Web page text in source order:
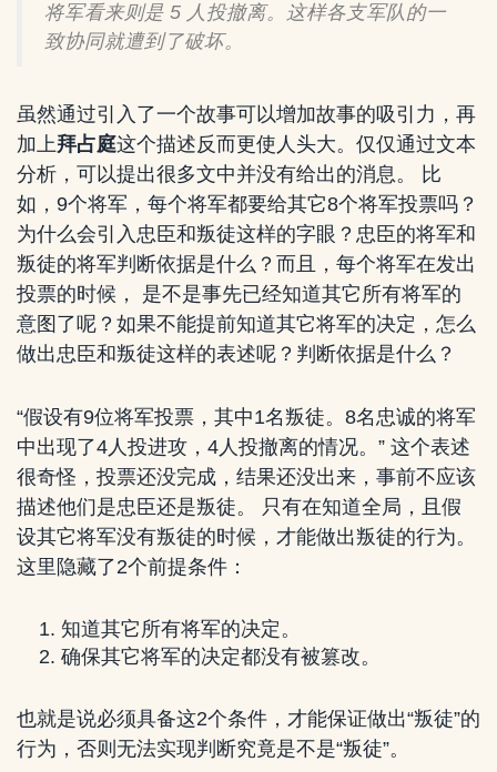
将军看来则是 5 人投撤离。这样各支军队的一
致协同就遭到了破坏。
虽然通过引入了一个故事可以增加故事的吸引力，再
加上拜占庭这个描述反而更使人头大。仅仅通过文本
分析，可以提出很多文中并没有给出的消息。 比
如，9个将军，每个将军都要给其它8个将军投票吗？
为什么会引入忠臣和叛徒这样的字眼？忠臣的将军和
叛徒的将军判断依据是什么？而且，每个将军在发出
投票的时候， 是不是事先已经知道其它所有将军的
意图了呢？如果不能提前知道其它将军的决定，怎么
做出忠臣和叛徒这样的表述呢？判断依据是什么？
“假设有9位将军投票，其中1名叛徒。8名忠诚的将军
中出现了4人投进攻，4人投撤离的情况。” 这个表述
很奇怪，投票还没完成，结果还没出来，事前不应该
描述他们是忠臣还是叛徒。 只有在知道全局，且假
设其它将军没有叛徒的时候，才能做出叛徒的行为。
这里隐藏了2个前提条件：
知道其它所有将军的决定。
确保其它将军的决定都没有被篡改。
也就是说必须具备这2个条件，才能保证做出“叛徒”的
行为，否则无法实现判断究竟是不是“叛徒”。